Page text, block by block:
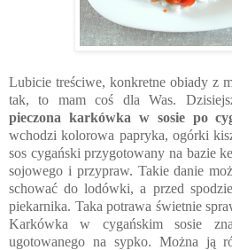
Lubicie treściwe, konkretne obiady z
tak, to mam coś dla Was.
pieczona karkówka w sosie po
wchodzi kolorowa papryka, ogórki
sos cygański przygotowany na bazie
sojowego i przypraw. Takie danie
schować do lodówki, a przed
piekarnika. Taka potrawa świetnie
Karkówka w cygańskim sosie
ugotowanego na sypko. Można ją